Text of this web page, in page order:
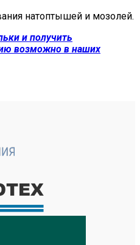
натоптышей и мозолей.
и получить
возможно в наших